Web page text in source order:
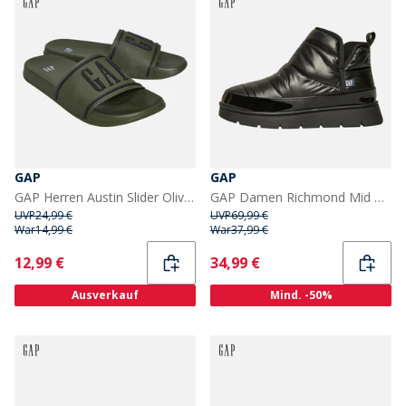
GAP
GAP Herren Austin Slider Oliv/Schwarz Olive Black
UVP24,99 €
War14,99 €
Current
12,99 €
Ausverkauf
GAP
GAP Damen Richmond Mid Metallic Schneestiefel Schwarz
UVP69,99 €
War37,99 €
Current
34,99 €
Mind. -50%